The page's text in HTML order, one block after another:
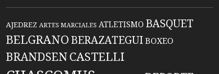
AJEDREZ ARTES MARCIALES ATLETISMO BASQUET
BELGRANO BERAZATEGUIBOXEO
BRANDSENCASTELLI